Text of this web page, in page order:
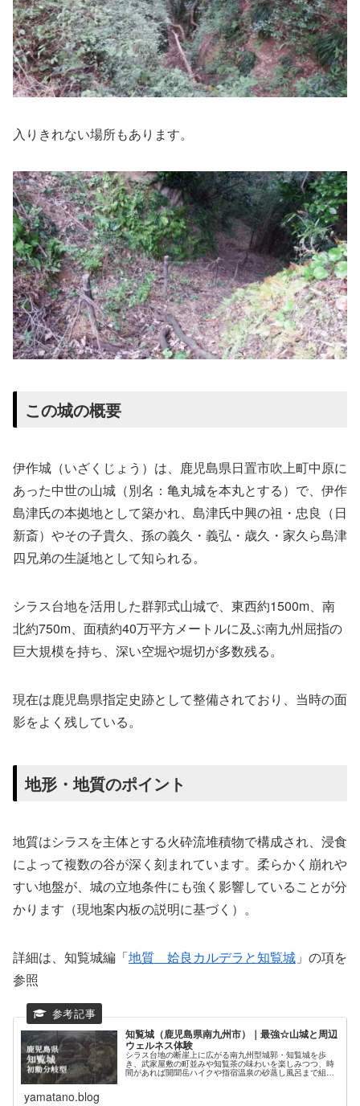
入りきれない場所もあります。
この城の概要
伊作城（いざくじょう）は、鹿児島県日置市吹上町中原に
あった中世の山城（別名：亀丸城を本丸とする）で、伊作
島津氏の本拠地として築かれ、島津氏中興の祖・忠良（日
新斎）やその子貴久、孫の義久・義弘・歳久・家久ら島津
四兄弟の生誕地として知られる。
シラス台地を活用した群郭式山城で、東西約1500m、南
北約750m、面積約40万平方メートルに及ぶ南九州屈指の
巨大規模を持ち、深い空堀や堀切が多数残る。
現在は鹿児島県指定史跡として整備されており、当時の面
影をよく残している。
地形・地質のポイント
地質はシラスを主体とする火砕流堆積物で構成され、浸食
によって複数の谷が深く刻まれています。柔らかく崩れや
すい地盤が、城の立地条件にも強く影響していることが分
かります（現地案内板の説明に基づく）。
詳細は、知覧城編「地質 姶良カルデラと知覧城 」の項を
参照
知覧城（鹿児島県南九州市）｜最強☆山城と周辺
ウェルネス体験
シラス台地の断崖上に広がる南九州型城郭・知覧城を歩
き、武家屋敷の町並みや知覧茶の味わいを楽しみつつ、時
間があれば開聞岳ハイクや指宿温泉の砂蒸し風呂まで組み
合わせて、一日を通して心と体を整える山城ウェルネス旅
yamatano.blog